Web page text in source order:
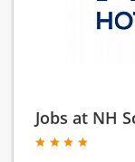
Jobs at NH